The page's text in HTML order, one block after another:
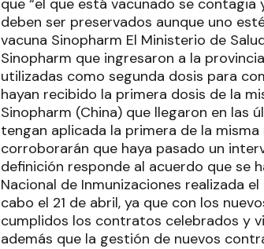
deben ser preservados aunque uno
vacuna Sinopharm El Ministerio de
Sinopharm que ingresaron a la
utilizadas como segunda dosis para
hayan recibido la primera dosis de la
Sinopharm (China) que llegaron en las
tengan aplicada la primera de la
corroborarán que haya pasado un
definición responde al acuerdo que se
Nacional de Inmunizaciones realizada
cabo el 21 de abril, ya que con los
cumplidos los contratos celebrados y
además que la gestión de nuevos